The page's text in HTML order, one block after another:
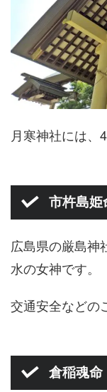
月寒神社には、
市杵島姫
広島県の厳島神
水の女神です。
交通安全などの
倉稲魂命